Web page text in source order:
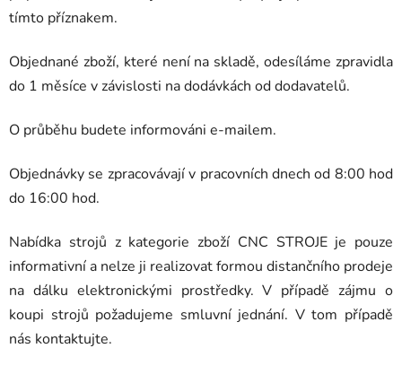
tímto příznakem.
Objednané zboží, které není na skladě, odesíláme zpravidla
do 1 měsíce v závislosti na dodávkách od dodavatelů.
O průběhu budete informováni e-mailem.
Objednávky se zpracovávají v pracovních dnech od 8:00 hod
do 16:00 hod.
Nabídka strojů z kategorie zboží CNC STROJE je pouze
informativní a nelze ji realizovat formou distančního prodeje
na dálku elektronickými prostředky. V případě zájmu o
koupi strojů požadujeme smluvní jednání. V tom případě
nás kontaktujte.